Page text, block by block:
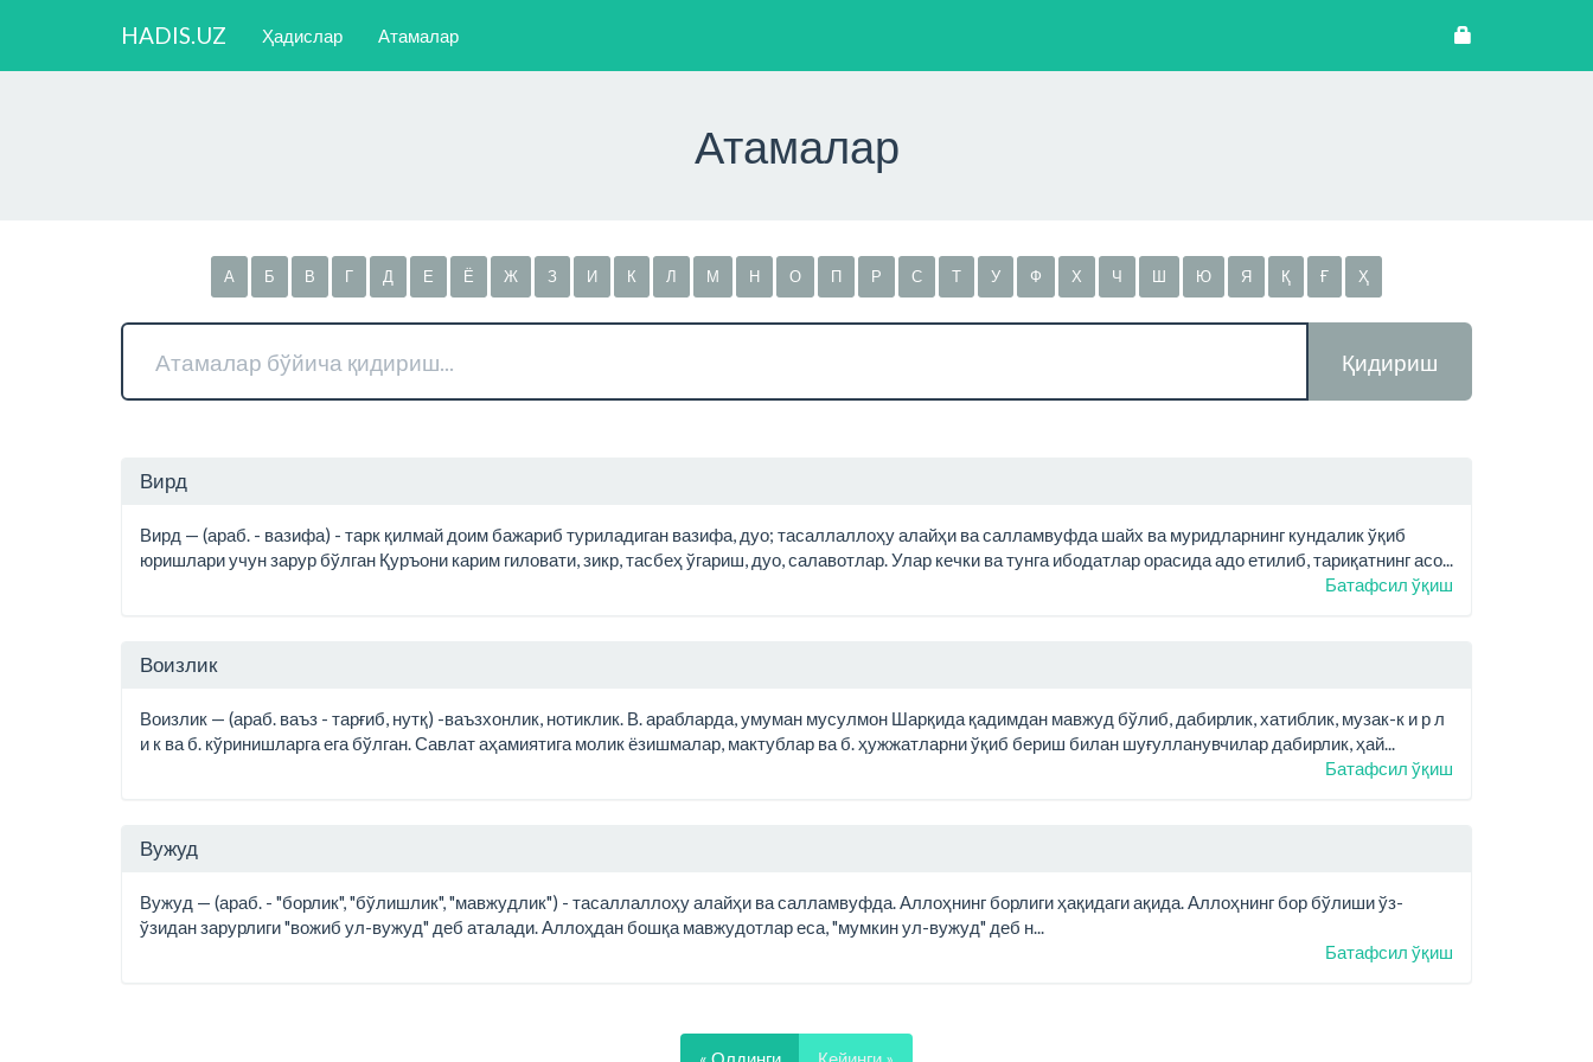
HADIS.UZ Ҳадислар Атамалар
Атамалар
А Б В Г Д Е Ё Ж З И К Л М Н О П Р С Т У Ф Х Ч Ш Ю Я Қ Ғ Ҳ
Қидириш
Вирд
Вирд — (араб. - вазифа) - тарк қилмай доим бажариб туриладиган вазифа, дуо; тасаллаллоҳу алайҳи ва салламвуфда шайх ва муридларнинг кундалик ўқиб
юришлари учун зарур бўлган Қуръони карим гиловати, зикр, тасбеҳ ўгариш, дуо, салавотлар. Улар кечки ва тунга ибодатлар орасида адо етилиб, тариқатнинг асо...
Батафсил ўқиш
Воизлик
Воизлик — (араб. ваъз - тарғиб, нутқ) -ваъзхонлик, нотиклик. В. арабларда, умуман мусулмон Шарқида қадимдан мавжуд бўлиб, дабирлик, хатиблик, музак-к и р л
и к ва б. кўринишларга ега бўлган. Савлат аҳамиятига молик ёзишмалар, мактублар ва б. ҳужжатларни ўқиб бериш билан шуғулланувчилар дабирлик, ҳай...
Батафсил ўқиш
Вужуд
Вужуд — (араб. - "борлик", "бўлишлик", "мавжудлик") - тасаллаллоҳу алайҳи ва салламвуфда. Аллоҳнинг борлиги ҳақидаги ақида. Аллоҳнинг бор бўлиши ўз-
ўзидан зарурлиги "вожиб ул-вужуд" деб аталади. Аллоҳдан бошқа мавжудотлар еса, "мумкин ул-вужуд" деб н...
Батафсил ўқиш